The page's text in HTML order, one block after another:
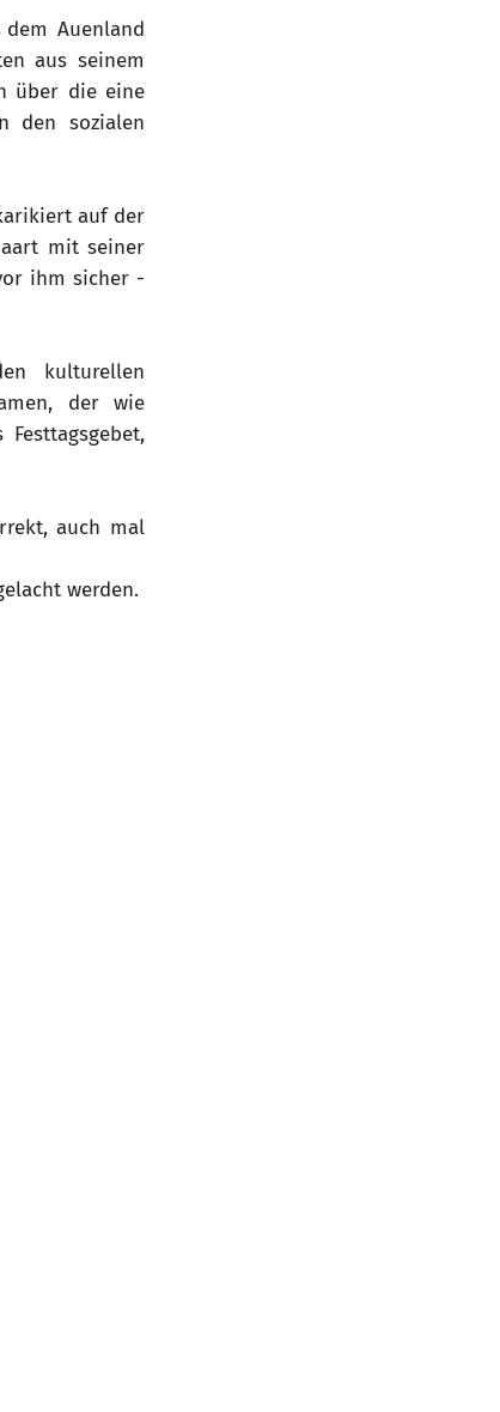
Auenland
aus seinem
über die eine
den sozialen
auf der
mit seiner
ihm sicher -
kulturellen
der wie
auch mal
werden.